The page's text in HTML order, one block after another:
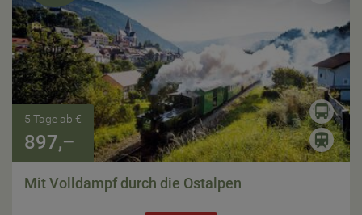
5 Tage ab €
897,–
Mit Volldampf durch die Ostalpen